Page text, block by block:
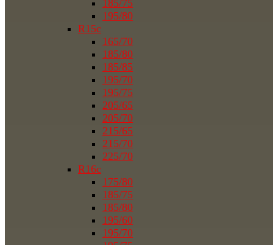
185/75
195/80
R15c
165/70
185/80
185/85
195/70
195/75
205/65
205/70
215/65
215/70
225/70
R16c
175/80
185/75
185/80
195/60
195/70